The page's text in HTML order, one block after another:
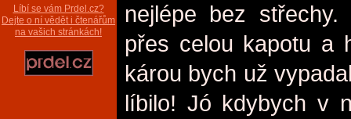
Líbí se vám Prdel.cz?
Dejte o ní vědět i čtenářům
na vašich stránkách!
nejlépe bez
přes celou kapotu a
károu bych už
líbilo! Jó kdybych v